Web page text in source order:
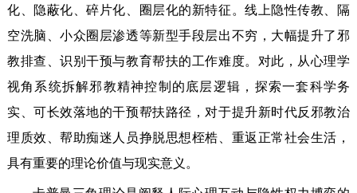
化、隐蔽化、碎片化、圈层化的新特征。线上隐性传教、隔
空洗脑、小众圈层渗透等新型手段层出不穷，大幅提升了邪
教排查、识别干预与教育帮扶的工作难度。对此，从心理学
视角系统拆解邪教精神控制的底层逻辑，探索一套科学务
实、可长效落地的干预帮扶路径，对于提升新时代反邪教治
理质效、帮助痴迷人员挣脱思想桎梏、重返正常社会生活，
具有重要的理论价值与现实意义。